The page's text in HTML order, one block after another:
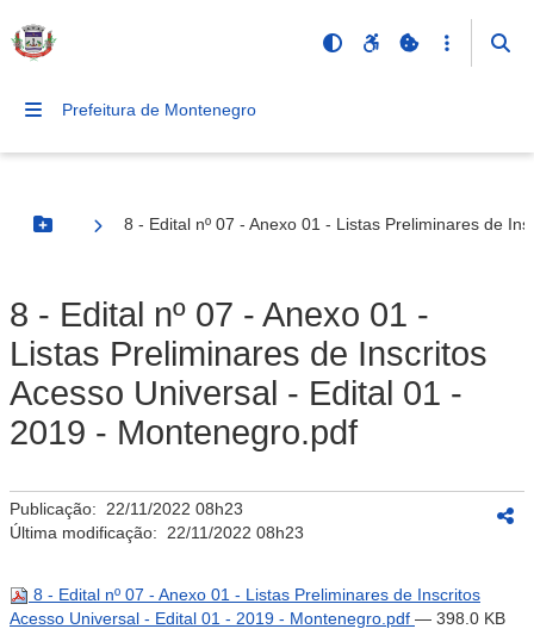
Prefeitura de Montenegro
Botão Menu
8 - Edital nº 07 - Anexo 01 - Listas Preliminares de
8 - Edital nº 07 - Anexo 01 -
Listas Preliminares de Inscritos
Acesso Universal - Edital 01 -
2019 - Montenegro.pdf
Publicação: 22/11/2022 08h23
Última modificação: 22/11/2022 08h23
8 - Edital nº 07 - Anexo 01 - Listas Preliminares de Inscritos
Acesso Universal - Edital 01 - 2019 - Montenegro.pdf — 398.0 KB